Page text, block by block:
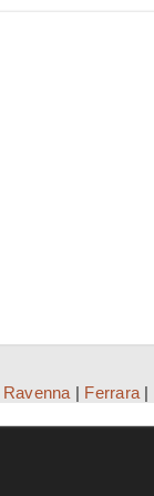
Ravenna | Ferrara |